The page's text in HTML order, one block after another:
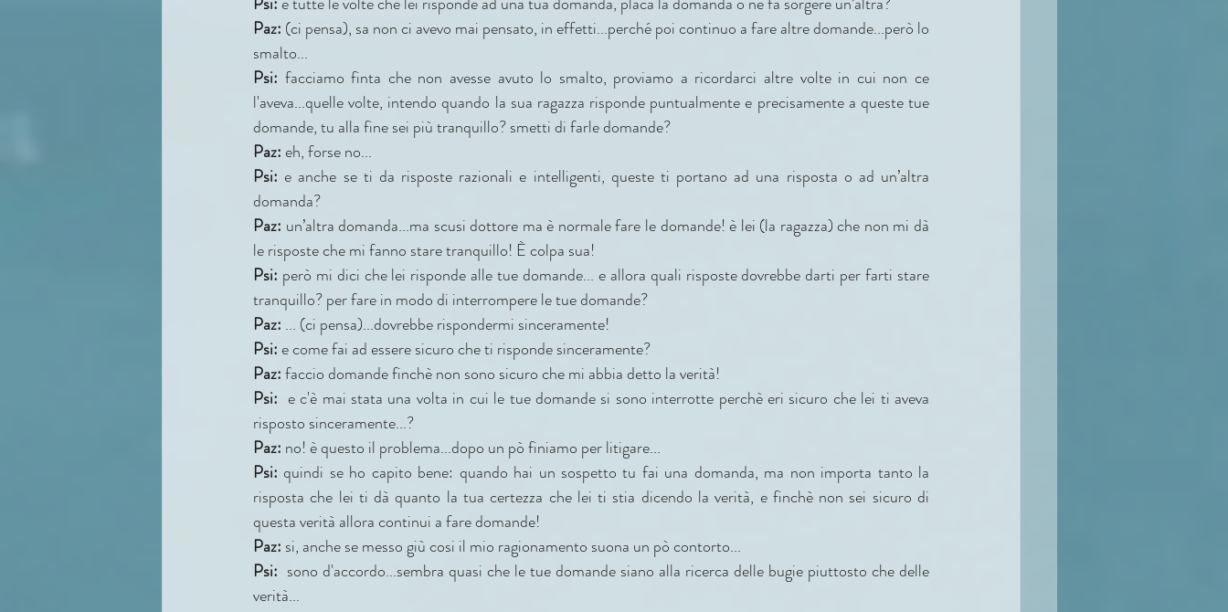
Paz: (ci pensa), sa non ci avevo mai pensato, in effetti...perché poi continuo a fare altre domande...però lo
smalto...
Psi: facciamo finta che non avesse avuto lo smalto, proviamo a ricordarci altre volte in cui non ce
l'aveva...quelle volte, intendo quando la sua ragazza risponde puntualmente e precisamente a queste tue
domande, tu alla fine sei più tranquillo? smetti di farle domande?
Paz: eh, forse no...
Psi: e anche se ti da risposte razionali e intelligenti, queste ti portano ad una risposta o ad un’altra
domanda?
Paz: un’altra domanda...ma scusi dottore ma è normale fare le domande! è lei (la ragazza) che non mi dà
le risposte che mi fanno stare tranquillo! È colpa sua!
Psi: però mi dici che lei risponde alle tue domande... e allora quali risposte dovrebbe darti per farti stare
tranquillo? per fare in modo di interrompere le tue domande?
Paz: ... (ci pensa)...dovrebbe rispondermi sinceramente!
Psi: e come fai ad essere sicuro che ti risponde sinceramente?
Paz: faccio domande finchè non sono sicuro che mi abbia detto la verità!
Psi: e c'è mai stata una volta in cui le tue domande si sono interrotte perchè eri sicuro che lei ti aveva
risposto sinceramente...?
Paz: no! è questo il problema...dopo un pò finiamo per litigare...
Psi: quindi se ho capito bene: quando hai un sospetto tu fai una domanda, ma non importa tanto la
risposta che lei ti dà quanto la tua certezza che lei ti stia dicendo la verità, e finchè non sei sicuro di
questa verità allora continui a fare domande!
Paz: si, anche se messo giù cosi il mio ragionamento suona un pò contorto...
Psi: sono d'accordo...sembra quasi che le tue domande siano alla ricerca delle bugie piuttosto che delle
verità...